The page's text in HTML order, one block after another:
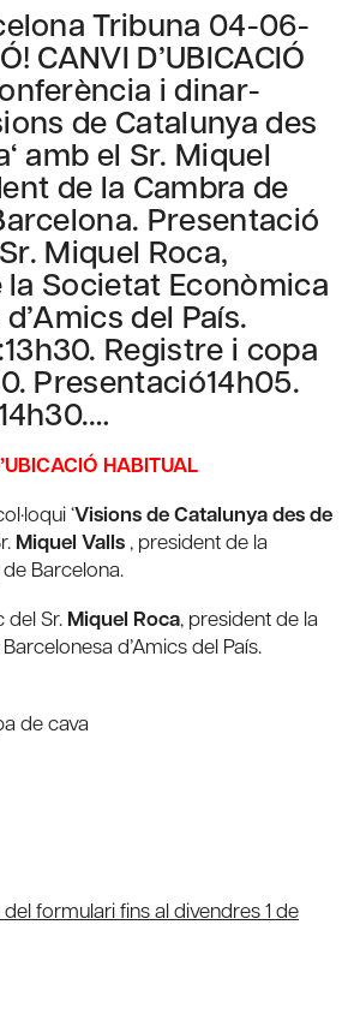
Tribuna 04-06-
CANVI D’UBICACIÓ
i dinar-
de Catalunya des
amb el Sr. Miquel
de la Cambra de
Presentació
Miquel Roca,
Societat Econòmica
del País.
Registre i copa
Presentació14h05.
HABITUAL
‘Visions de Catalunya des de
Miquel Valls , president de la
Barcelona.
del Sr. Miquel Roca, president de la
d’Amics del País.
de cava
formulari fins al divendres 1 de